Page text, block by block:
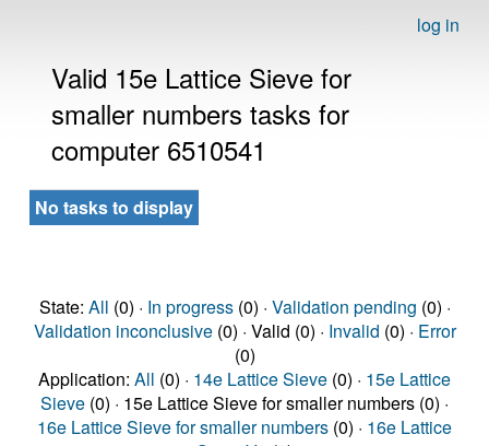
log in
Valid 15e Lattice Sieve for
smaller numbers tasks for
computer 6510541
No tasks to display
State: All (0) · In progress(0) · Validation pending (0) ·
Validation inconclusive(0) · Valid (0) · Invalid (0) · Error
(0)
Application: All (0) · 14e Lattice Sieve (0) · 15e Lattice
Sieve (0) · 15e Lattice Sieve for smaller numbers (0) ·
16e Lattice Sieve for smaller numbers (0) · 16e Lattice